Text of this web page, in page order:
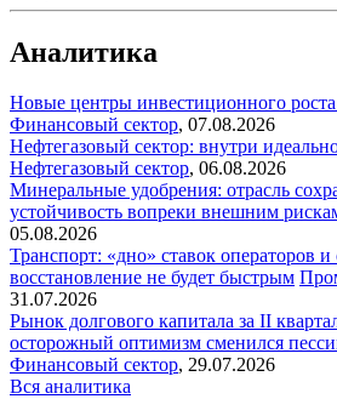
Аналитика
Новые центры инвестиционного
Финансовый сектор, 07.08.2026
Нефтегазовый сектор: внутри
Нефтегазовый сектор, 06.08.2026
Минеральные удобрения: отрасль
устойчивость вопреки внешним
05.08.2026
Транспорт: «дно» ставок операторов
восстановление не будет быстрым
31.07.2026
Рынок долгового капитала за II
осторожный оптимизм сменился
Финансовый сектор, 29.07.2026
Вся аналитика